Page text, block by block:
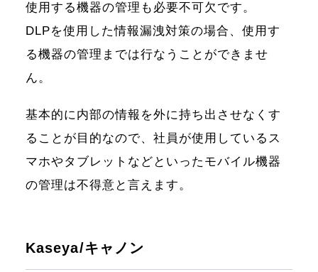
使用する機器の管理も必要不可欠です。
DLPを使用した情報漏洩対策の場合、使用す
る機器の管理までは行なうことができませ
ん。
基本的に内部の情報を外に持ち出させなくす
ることが目的なので、社員が使用しているス
マホやタブレットなどといったモバイル機器
の管理は不得意と言えます。
Kaseya/キャノン